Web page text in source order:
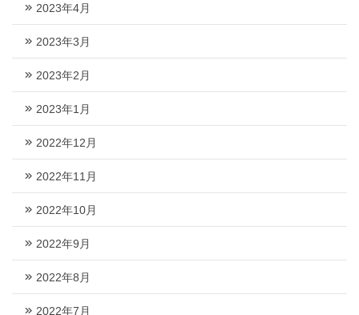
2023年4月
2023年3月
2023年2月
2023年1月
2022年12月
2022年11月
2022年10月
2022年9月
2022年8月
2022年7月